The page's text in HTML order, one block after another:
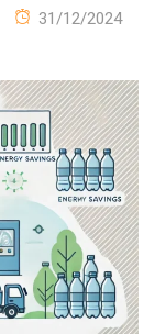
31/12/2024